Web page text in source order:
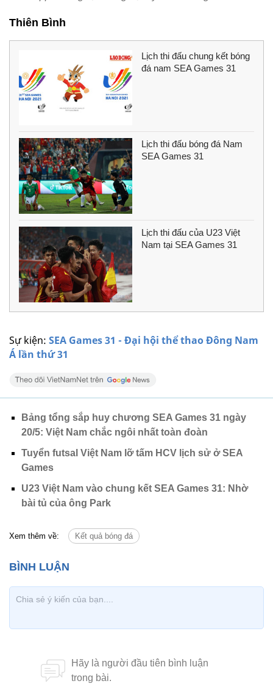
Sự kiện: SEA Games 31 - Đại hội thể thao Đông Nam
Á lần thứ 31
Thiên Bình
Lịch thi đấu chung kết bóng
đá nam SEA Games 31
Lịch thi đấu bóng đá Nam
SEA Games 31
Lịch thi đấu của U23 Việt
Nam tại SEA Games 31
Bảng tổng sắp huy chương SEA Games 31 ngày
20/5: Việt Nam chắc ngôi nhất toàn đoàn
Tuyển futsal Việt Nam lỡ tấm HCV lịch sử ở SEA
Games
U23 Việt Nam vào chung kết SEA Games 31: Nhờ
bài tủ của ông Park
Xem thêm về: Kết quả bóng đá